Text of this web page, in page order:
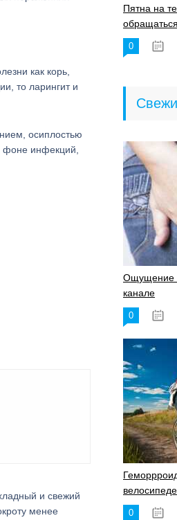
как корь,
то ларингит и
осиплостью
фоне инфекций,
и свежий
менее
Пятна на
0
Ощущение
канале
0
велосипеде
0